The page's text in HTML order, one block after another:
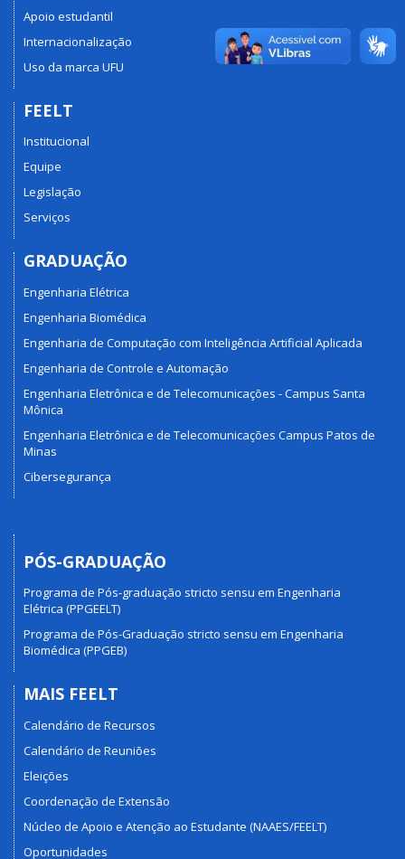
Apoio estudantil
Internacionalização
Uso da marca UFU
FEELT
Institucional
Equipe
Legislação
Serviços
GRADUAÇÃO
Engenharia Elétrica
Engenharia Biomédica
Engenharia de Computação com Inteligência Artificial Aplicada
Engenharia de Controle e Automação
Engenharia Eletrônica e de Telecomunicações - Campus Santa
Mônica
Engenharia Eletrônica e de Telecomunicações Campus Patos de
Minas
Cibersegurança
PÓS-GRADUAÇÃO
Programa de Pós-graduação stricto sensu em Engenharia
Elétrica (PPGEELT)
Programa de Pós-Graduação stricto sensu em Engenharia
Biomédica (PPGEB)
MAIS FEELT
Calendário de Recursos
Calendário de Reuniões
Eleições
Coordenação de Extensão
Núcleo de Apoio e Atenção ao Estudante (NAAES/FEELT)
Oportunidades